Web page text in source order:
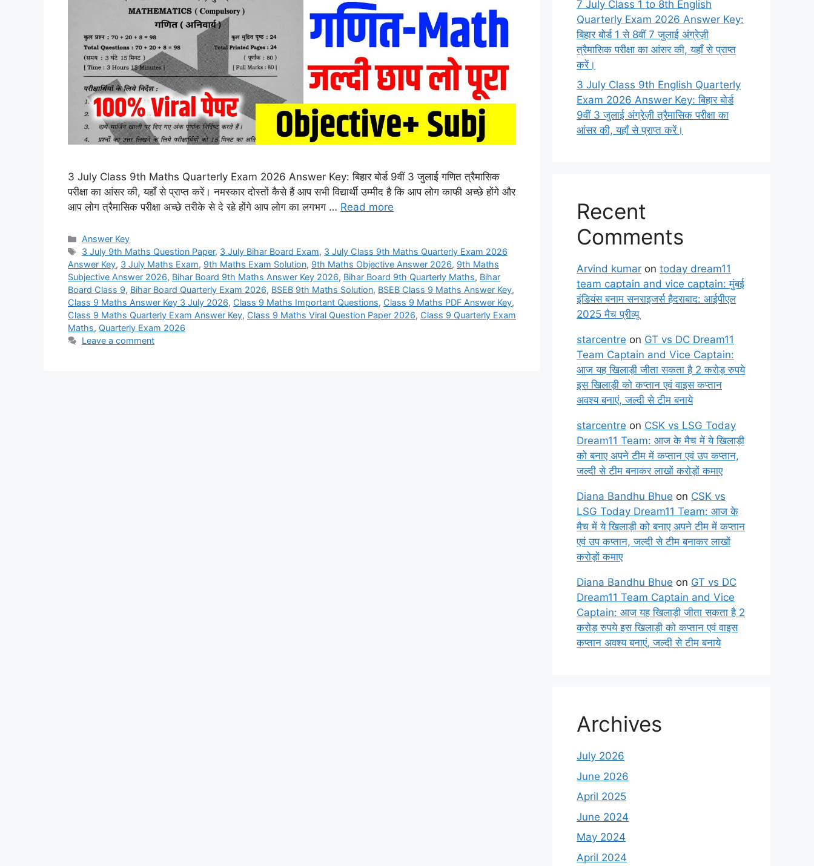
3 July Class 9th Maths Quarterly Exam 2026 Answer Key: बिहार बोर्ड 9वीं 3 जुलाई गणित त्रैमासिक
परीक्षा का आंसर की, यहाँ से प्राप्त करें। नमस्कार दोस्तों कैसे हैं आप सभी विद्यार्थी उम्मीद है कि आप लोग काफी अच्छे होंगे और
आप लोग त्रैमासिक परीक्षा अच्छे तरीके से दे रहे होंगे आप लोग का लगभग … Read more
Categories
Answer Key
Tags
3 July 9th Maths Question Paper, 3 July Bihar Board Exam, 3 July Class 9th Maths Quarterly Exam 2026
Answer Key, 3 July Maths Exam, 9th Maths Exam Solution, 9th Maths Objective Answer 2026, 9th Maths
Subjective Answer 2026, Bihar Board 9th Maths Answer Key 2026, Bihar Board 9th Quarterly Maths, Bihar
Board Class 9, Bihar Board Quarterly Exam 2026, BSEB 9th Maths Solution, BSEB Class 9 Maths Answer Key,
Class 9 Maths Answer Key 3 July 2026, Class 9 Maths Important Questions, Class 9 Maths PDF Answer Key,
Class 9 Maths Quarterly Exam Answer Key, Class 9 Maths Viral Question Paper 2026, Class 9 Quarterly Exam
Maths, Quarterly Exam 2026
Leave a comment
7 July Class 1 to 8th English
Quarterly Exam 2026 Answer Key:
बिहार बोर्ड 1 से 8वीं 7 जुलाई अंग्रेज़ी
त्रैमासिक परीक्षा का आंसर की, यहाँ से प्राप्त
करें।
3 July Class 9th English Quarterly
Exam 2026 Answer Key: बिहार बोर्ड
9वीं 3 जुलाई अंग्रेज़ी त्रैमासिक परीक्षा का
आंसर की, यहाँ से प्राप्त करें।
Recent
Comments
Arvind kumar on today dream11
team captain and vice captain: मुंबई
इंडियंस बनाम सनराइजर्स हैदराबाद: आईपीएल
2025 मैच प्रीव्यू
starcentre on GT vs DC Dream11
Team Captain and Vice Captain:
आज यह खिलाड़ी जीता सकता है 2 करोड़ रुपये
इस खिलाड़ी को कप्तान एवं वाइस कप्तान
अवश्य बनाएं, जल्दी से टीम बनाये
starcentre on CSK vs LSG Today
Dream11 Team: आज के मैच में ये खिलाड़ी
को बनाए अपने टीम में कप्तान एवं उप कप्तान,
जल्दी से टीम बनाकर लाखों करोड़ों कमाए
Diana Bandhu Bhue on CSK vs
LSG Today Dream11 Team: आज के
मैच में ये खिलाड़ी को बनाए अपने टीम में कप्तान
एवं उप कप्तान, जल्दी से टीम बनाकर लाखों
करोड़ों कमाए
Diana Bandhu Bhue on GT vs DC
Dream11 Team Captain and Vice
Captain: आज यह खिलाड़ी जीता सकता है 2
करोड़ रुपये इस खिलाड़ी को कप्तान एवं वाइस
कप्तान अवश्य बनाएं, जल्दी से टीम बनाये
Archives
July 2026
June 2026
April 2025
June 2024
May 2024
April 2024